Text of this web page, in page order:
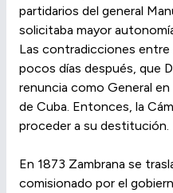
partidarios del general
solicitaba mayor
Las contradicciones entre
pocos días después, que
renuncia como General
de Cuba. Entonces, la
proceder a su destitución.
En 1873 Zambrana se
comisionado por el